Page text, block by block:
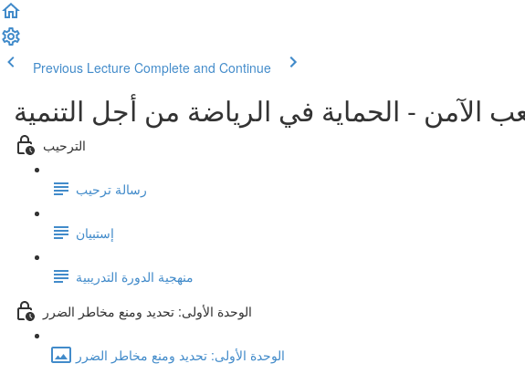
Previous Lecture Complete and Continue
الآمن - الحماية في الرياضة من أجل التنمية
الترحيب
رسالة ترحيب
إستبيان
منهجية الدورة التدريبية
الوحدة الأولى: تحديد ومنع مخاطر الضرر
الوحدة الأولى: تحديد ومنع مخاطر الضرر